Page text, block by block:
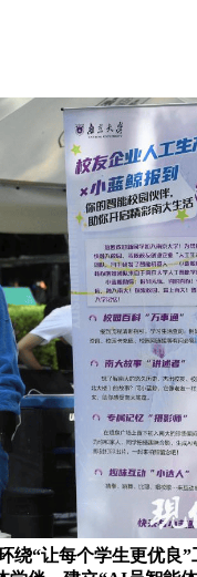
“让每个学生更优良